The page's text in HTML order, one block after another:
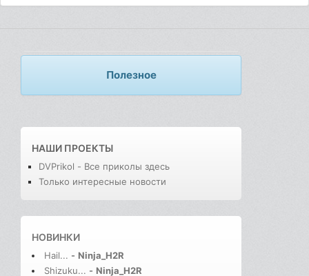
Полезное
НАШИ ПРОЕКТЫ
DVPrikol - Все приколы здесь
Только интересные новости
НОВИНКИ
Hail... - Ninja_H2R
Shizuku... - Ninja_H2R